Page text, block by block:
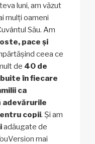
luni, am văzut
mulți oameni
Său. Am
pace și
ceea ce
de 40 de
în fiecare
ca
adevărurile
copii. Și am
adăugate de
mai